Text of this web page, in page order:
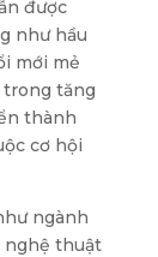
được
như hầu
mới mẻ
tăng
thành
cơ hội
ngành
nghệ thuật